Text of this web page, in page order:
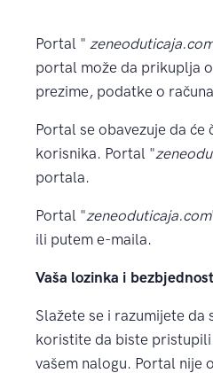
Portal "
portal može da prikuplja
prezime, podatke o
Portal se obavezuje da
korisnika. Portal "
portala.
Portal "zeneoduticaja.com
ili putem e-maila.
Vaša lozinka i
Slažete se i razumijete
koristite da biste pristupili
vašem nalogu. Portal nije